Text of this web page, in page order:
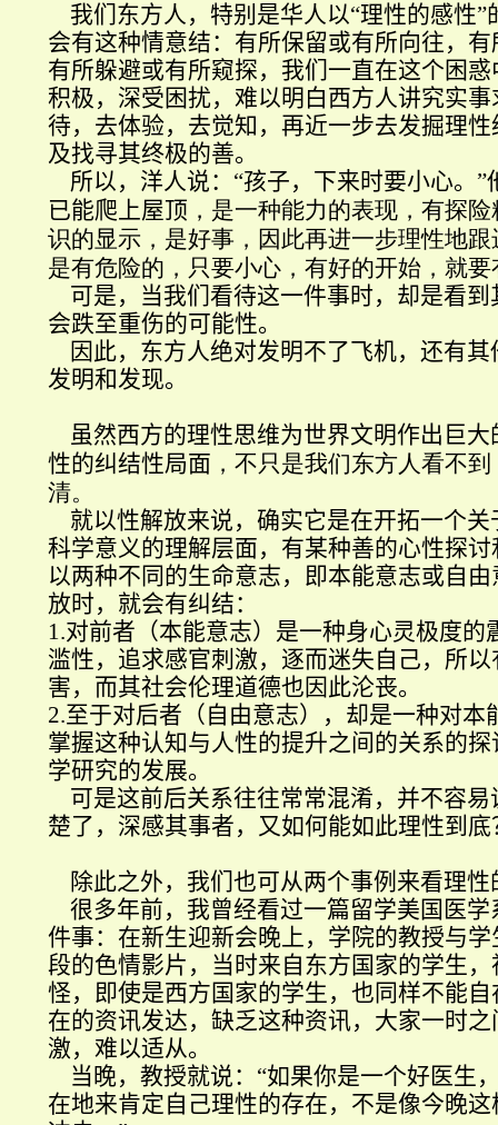
我们东方人，特别是华人以“理性的感性”
会有这种情意结：有所保留或有所向往，
有所躲避或有所窥探，我们一直在这个困
积极，深受困扰，难以明白西方人讲究实
待，去体验，去觉知，再近一步去发掘理
及找寻其终极的善。
所以，洋人说： “孩子，下来时要小心。 ”
已能爬上屋顶 ，是一种能力的表现，有探
识的显示，是好事，因此再进一步理性地
是有危险的，只要小心，有好的开始，就
可是，当我们看待这一件事时，却是看
会跌至重伤的可能性。
因此，东方人绝对发明不了飞机，还有
发明和发现。
虽然西方的理性思维为世界文明作出巨
性的纠结性局面 ，不只是我们东方人看不
清。
就以性解放来说，确实它是在开拓一个
科学意义的理解层面，有某种善的心性探
以两种不同的生命意志，即本能意志或自
放时，就会有纠结：
1.对前者（本能意志）是一种身心灵极度的
滥性，追求感官刺激，逐而迷失自己，所
害，而其社会伦理道德也因此沦丧。
2.至于对后者（自由意志），却是一种对本
掌握这种认知与人性的提升之间的关系的
学研究的发展。
可是这前后关系往往常常混淆，并不容
楚了，深感其事者，又如何能如此理性到底
除此之外，我们也可从两个事例来看理性
很多年前，我曾经看过一篇留学美国医
件事：在新生迎新会晚上，学院的教授与
段的色情影片，当时来自东方国家的学生
怪，即使是西方国家的学生，也同样不能
在的资讯发达，缺乏这种资讯，大家一时
激，难以适从。
当晚，教授就说： “如果你是一个好医生
在地来肯定自己理性的存在，不是像今晚